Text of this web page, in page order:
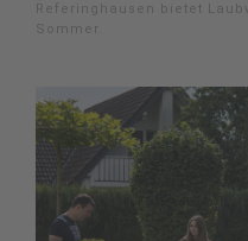
Referinghausen bietet
Sommer.